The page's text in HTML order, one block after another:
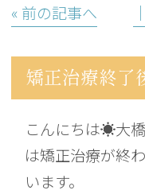
« 前の記事へ
矯正治療終了
こんにちは☀️大
は矯正治療が終
います。